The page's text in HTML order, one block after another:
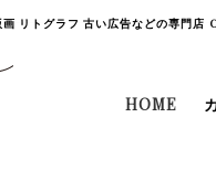
リトグラフ 古い広告などの専門店
HOME